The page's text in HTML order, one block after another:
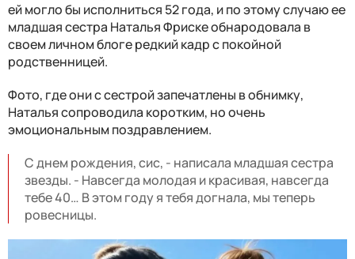
ей могло бы исполниться 52 года, и по этому случаю ее
младшая сестра Наталья Фриске обнародовала в
своем личном блоге редкий кадр с покойной
родственницей.
Фото, где они с сестрой запечатлены в обнимку,
Наталья сопроводила коротким, но очень
эмоциональным поздравлением.
С днем рождения, сис, - написала младшая сестра
звезды. - Навсегда молодая и красивая, навсегда
тебе 40… В этом году я тебя догнала, мы теперь
ровесницы.